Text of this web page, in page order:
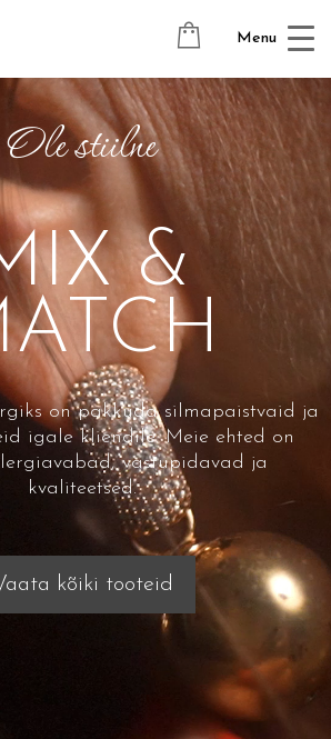
Menu
Ole stiilne
&
on pakkuda silmapaistvaid ja
igale kliendile. Meie ehted on
vastupidavad ja
kvaliteetsed.
kõiki tooteid